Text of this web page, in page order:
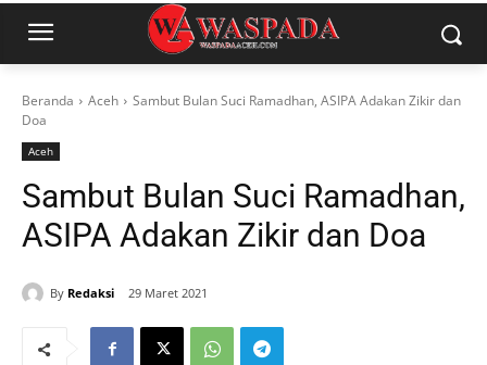
Beranda Aceh
Sambut Bulan Suci Ramadhan, ASIPA Adakan Zikir dan
Doa
Aceh
Sambut Bulan Suci Ramadhan,
ASIPA Adakan Zikir dan Doa
By Redaksi 29 Maret 2021